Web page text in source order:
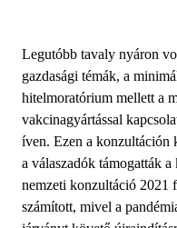
Legutóbb tavaly nyáron
gazdasági témák, a
hitelmoratórium mellett a
vakcinagyártással
íven. Ezen a konzultáción
a válaszadók támogatták
nemzeti konzultáció 2021
számított, mivel a